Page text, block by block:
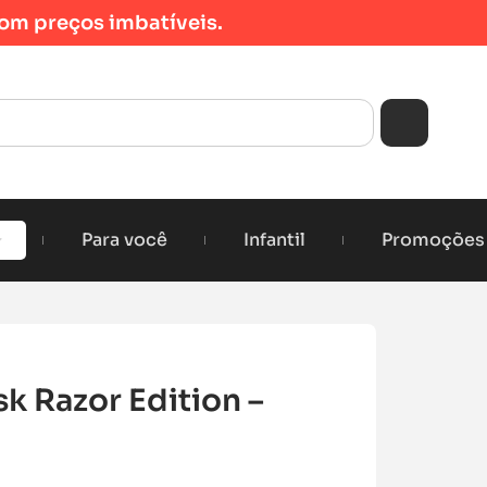
preços imbatíveis.
Para você Infantil Promoções
Razor Edition –